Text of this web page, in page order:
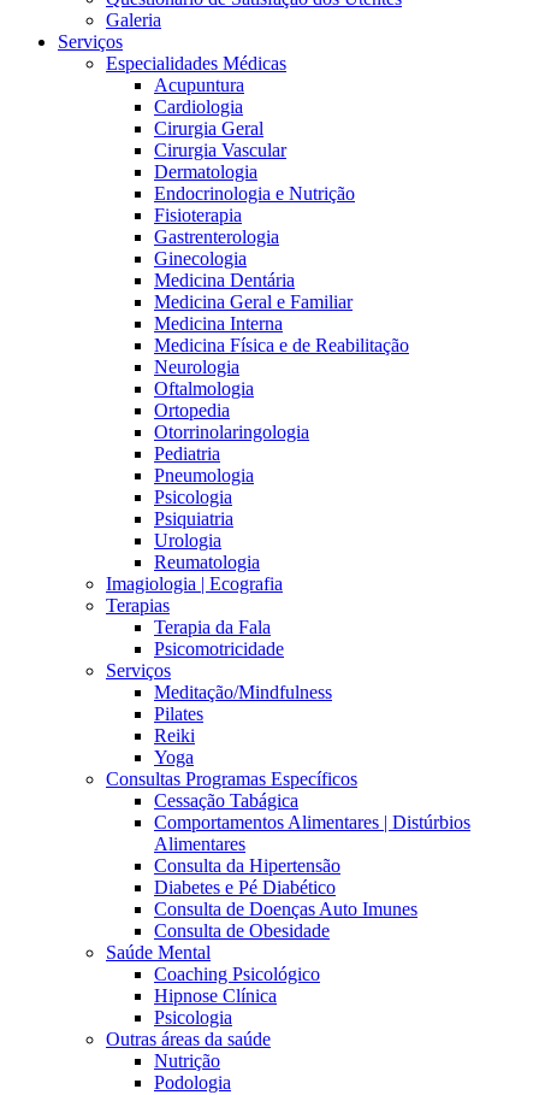
Galeria
Serviços
Especialidades Médicas
Acupuntura
Cardiologia
Cirurgia Geral
Cirurgia Vascular
Dermatologia
Endocrinologia e Nutrição
Fisioterapia
Gastrenterologia
Ginecologia
Medicina Dentária
Medicina Geral e Familiar
Medicina Interna
Medicina Física e de Reabilitação
Neurologia
Oftalmologia
Ortopedia
Otorrinolaringologia
Pediatria
Pneumologia
Psicologia
Psiquiatria
Urologia
Reumatologia
Imagiologia | Ecografia
Terapias
Terapia da Fala
Psicomotricidade
Serviços
Meditação/Mindfulness
Pilates
Reiki
Yoga
Consultas Programas Específicos
Cessação Tabágica
Comportamentos Alimentares | Distúrbios
Alimentares
Consulta da Hipertensão
Diabetes e Pé Diabético
Consulta de Doenças Auto Imunes
Consulta de Obesidade
Saúde Mental
Coaching Psicológico
Hipnose Clínica
Psicologia
Outras áreas da saúde
Nutrição
Podologia